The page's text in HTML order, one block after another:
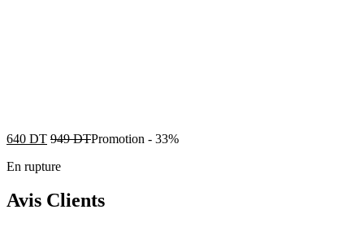
640 DT 949DTPromotion - 33%
En rupture
Avis Clients